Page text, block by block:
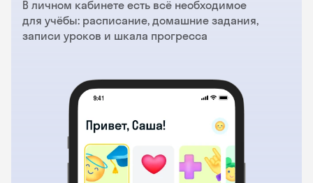
В личном кабинете есть всё необходимое
для учёбы: расписание, домашние задания,
записи уроков и шкала прогресса